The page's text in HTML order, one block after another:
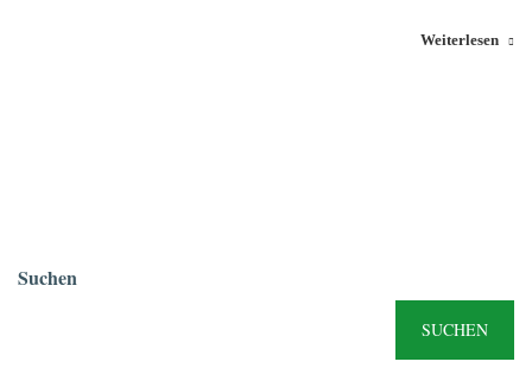
Weiterlesen
Suchen
SUCHEN